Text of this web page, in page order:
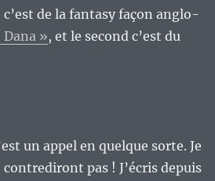
de la fantasy façon anglo-
Dana », et le second c’est du
un appel en quelque sorte. Je
pas ! J’écris depuis